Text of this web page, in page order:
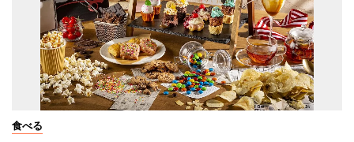
食べる